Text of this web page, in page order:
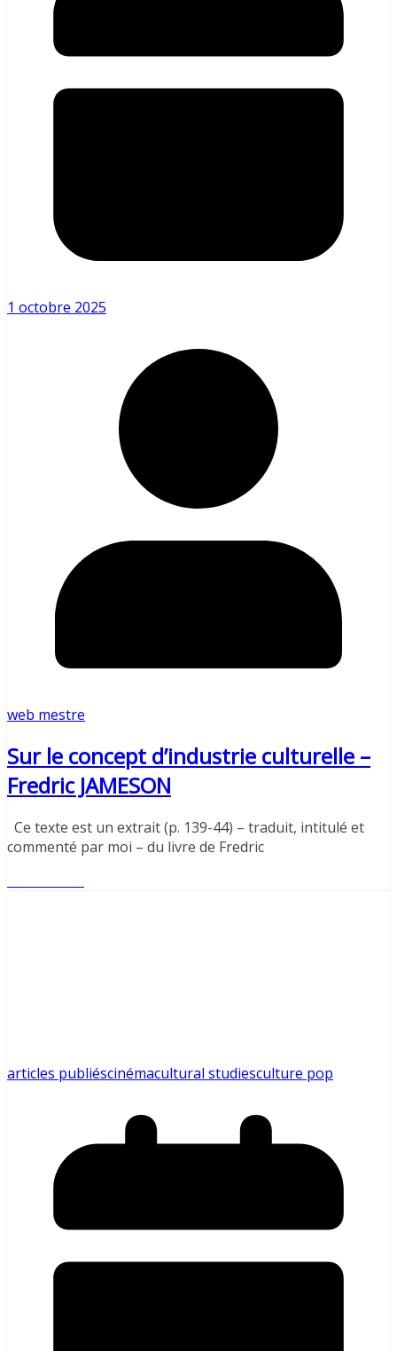
1 octobre 2025
web mestre
Sur le concept d’industrie culturelle –
Fredric JAMESON
Ce texte est un extrait (p. 139-44) – traduit, intitulé et
commenté par moi – du livre de Fredric
articles publiéscinémacultural studiesculture pop